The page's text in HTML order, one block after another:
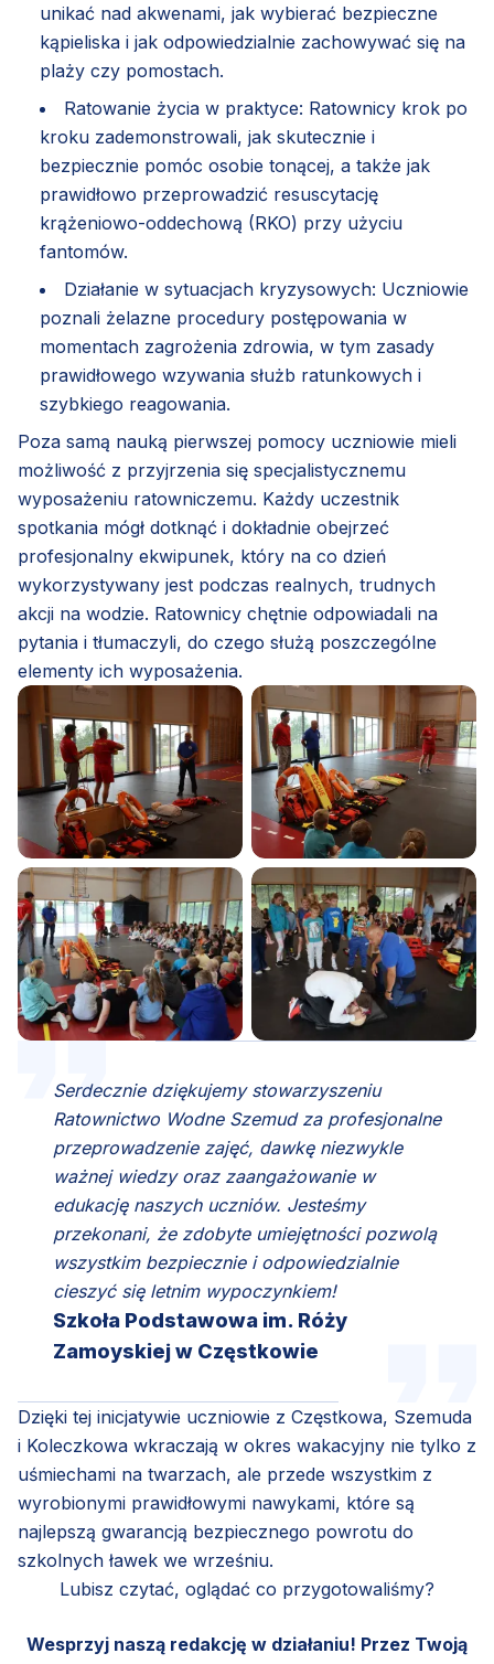
unikać nad akwenami, jak wybierać bezpieczne
kąpieliska i jak odpowiedzialnie zachowywać się na
plaży czy pomostach.
Ratowanie życia w praktyce: Ratownicy krok po
kroku zademonstrowali, jak skutecznie i
bezpiecznie pomóc osobie tonącej, a także jak
prawidłowo przeprowadzić resuscytację
krążeniowo-oddechową (RKO) przy użyciu
fantomów.
Działanie w sytuacjach kryzysowych: Uczniowie
poznali żelazne procedury postępowania w
momentach zagrożenia zdrowia, w tym zasady
prawidłowego wzywania służb ratunkowych i
szybkiego reagowania.
Poza samą nauką pierwszej pomocy uczniowie mieli
możliwość z przyjrzenia się specjalistycznemu
wyposażeniu ratowniczemu. Każdy uczestnik
spotkania mógł dotknąć i dokładnie obejrzeć
profesjonalny ekwipunek, który na co dzień
wykorzystywany jest podczas realnych, trudnych
akcji na wodzie. Ratownicy chętnie odpowiadali na
pytania i tłumaczyli, do czego służą poszczególne
elementy ich wyposażenia.
Serdecznie dziękujemy stowarzyszeniu
Ratownictwo Wodne Szemud za profesjonalne
przeprowadzenie zajęć, dawkę niezwykle
ważnej wiedzy oraz zaangażowanie w
edukację naszych uczniów. Jesteśmy
przekonani, że zdobyte umiejętności pozwolą
wszystkim bezpiecznie i odpowiedzialnie
cieszyć się letnim wypoczynkiem!
Szkoła Podstawowa im. Róży
Zamoyskiej w Częstkowie
Dzięki tej inicjatywie uczniowie z Częstkowa, Szemuda
i Koleczkowa wkraczają w okres wakacyjny nie tylko z
uśmiechami na twarzach, ale przede wszystkim z
wyrobionymi prawidłowymi nawykami, które są
najlepszą gwarancją bezpiecznego powrotu do
szkolnych ławek we wrześniu.
Lubisz czytać, oglądać co przygotowaliśmy?
Wesprzyj naszą redakcję w działaniu! Przez Twoją